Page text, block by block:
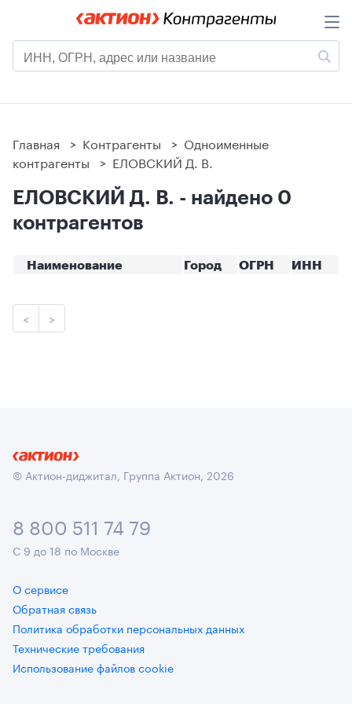
Главная > Контрагенты > Одноименные
контрагенты > ЕЛОВСКИЙ Д. В.
ЕЛОВСКИЙ Д. В. - найдено 0
контрагентов
Наименование Город ОГРН ИНН
< >
© Актион-диджитал, Группа Актион, 2026
8 800 511 74 79
С 9 до 18 по Москве
О сервисе
Обратная связь
Политика обработки персональных данных
Технические требования
Использование файлов cookie